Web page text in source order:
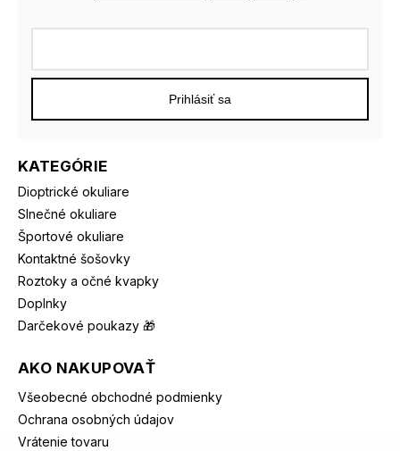
KATEGÓRIE
Dioptrické okuliare
Slnečné okuliare
Športové okuliare
Kontaktné šošovky
Roztoky a očné kvapky
Doplnky
Darčekové poukazy 🎁
AKO NAKUPOVAŤ
Všeobecné obchodné podmienky
Ochrana osobných údajov
Vrátenie tovaru
Prihlásiť sa